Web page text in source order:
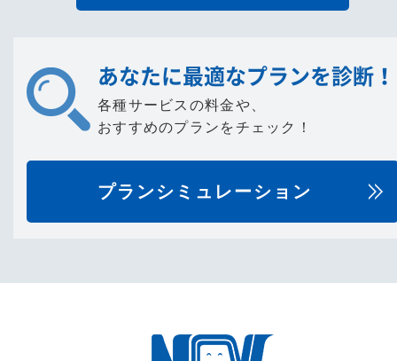
あなたに最適なプランを診断！
各種サービスの料金や、
おすすめのプランをチェック！
プランシミュレーション